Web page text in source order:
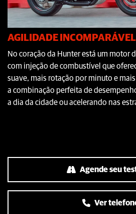
AGILIDADE INCOMPARÁVEL
No coração da Hunter está um motor
com injeção de combustível que
suave, mais rotação por minuto e
a combinação perfeita de
a dia da cidade ou acelerando nas
Ver
Agende seu